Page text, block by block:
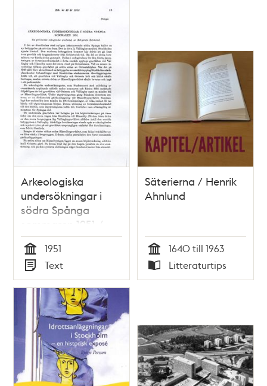
Arkeologiska
undersökningar i
södra Spånga
sommaren 1951 /
Margareta
Biörnstad
Tid
1951
Typ
Text
Säterierna / Henrik
Ahnlund
Tid
1640 till 1963
Typ
Litteraturtips